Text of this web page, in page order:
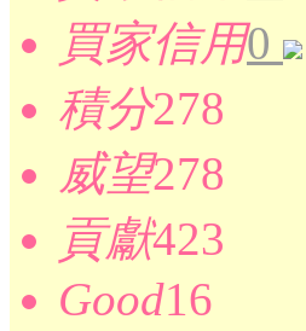
買家信用0
積分278
威望278
貢獻423
Good16